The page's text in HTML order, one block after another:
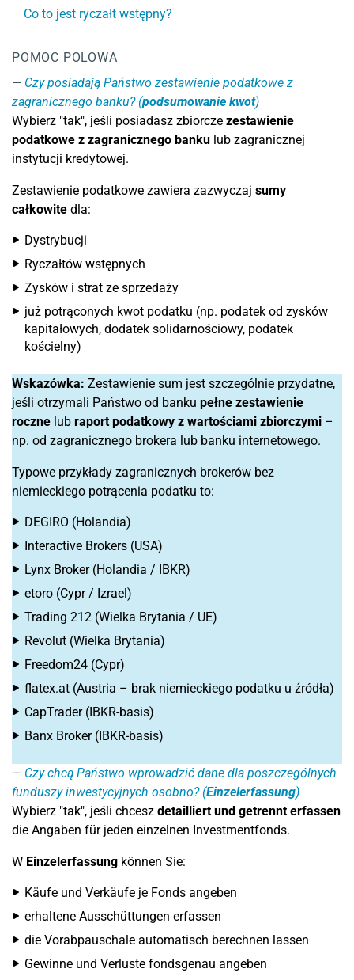
Co to jest ryczałt wstępny?
POMOC POLOWA
Czy posiadają Państwo zestawienie podatkowe z
zagranicznego banku? (podsumowanie kwot)
Wybierz "tak", jeśli posiadasz zbiorcze zestawienie
podatkowe z zagranicznego banku lub zagranicznej
instytucji kredytowej.
Zestawienie podatkowe zawiera zazwyczaj sumy
całkowite dla:
Dystrybucji
Ryczałtów wstępnych
Zysków i strat ze sprzedaży
już potrąconych kwot podatku (np. podatek od zysków
kapitałowych, dodatek solidarnościowy, podatek
kościelny)
Wskazówka: Zestawienie sum jest szczególnie przydatne,
jeśli otrzymali Państwo od banku pełne zestawienie
roczne lub raport podatkowy z wartościami zbiorczymi –
np. od zagranicznego brokera lub banku internetowego.
Typowe przykłady zagranicznych brokerów bez
niemieckiego potrącenia podatku to:
DEGIRO (Holandia)
Interactive Brokers (USA)
Lynx Broker (Holandia / IBKR)
etoro (Cypr / Izrael)
Trading 212 (Wielka Brytania / UE)
Revolut (Wielka Brytania)
Freedom24 (Cypr)
flatex.at (Austria – brak niemieckiego podatku u źródła)
CapTrader (IBKR-basis)
Banx Broker (IBKR-basis)
Czy chcą Państwo wprowadzić dane dla poszczególnych
funduszy inwestycyjnych osobno? (Einzelerfassung)
Wybierz "tak", jeśli chcesz detailliert und getrennt erfassen
die Angaben für jeden einzelnen Investmentfonds.
W Einzelerfassung können Sie:
Käufe und Verkäufe je Fonds angeben
erhaltene Ausschüttungen erfassen
die Vorabpauschale automatisch berechnen lassen
Gewinne und Verluste fondsgenau angeben